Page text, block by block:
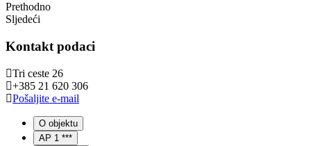
Prethodno
Sljedeći
Kontakt podaci
Tri ceste 26
+385 21 620 306
Pošaljite e-mail
O objektu
AP 1 ***